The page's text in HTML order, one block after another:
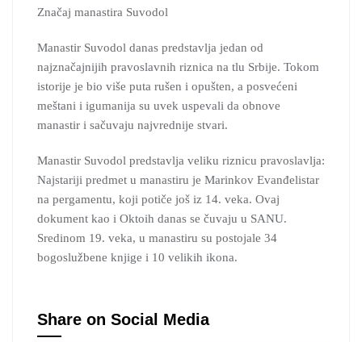
Značaj manastira Suvodol
Manastir Suvodol danas predstavlja jedan od
najznačajnijih pravoslavnih riznica na tlu Srbije. Tokom
istorije je bio više puta rušen i opušten, a posvećeni
meštani i igumanija su uvek uspevali da obnove
manastir i sačuvaju najvrednije stvari.
Manastir Suvodol predstavlja veliku riznicu pravoslavlja:
Najstariji predmet u manastiru je Marinkov Evanđelistar
na pergamentu, koji potiče još iz 14. veka. Ovaj
dokument kao i Oktoih danas se čuvaju u SANU.
Sredinom 19. veka, u manastiru su postojale 34
bogoslužbene knjige i 10 velikih ikona.
Share on Social Media